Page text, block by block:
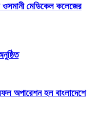
মেডিকেল কলেজের
অপারেশন হল বাংলাদেশে